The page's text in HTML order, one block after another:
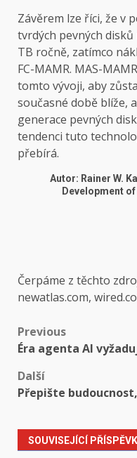
Závěrem lze říci, že v
tvrdých pevných
TB ročně, zatímco
FC-MAMR. MAS-
tomto vývoji, aby
současné době blíže,
generace pevných
tendenci tuto
přebírá.
Autor: Rainer W.
Development
Čerpáme z těchto
newatlas.com,
Post
navigation
Previous
Éra agenta AI
Další
Přepište
SOUVISEJÍCÍ